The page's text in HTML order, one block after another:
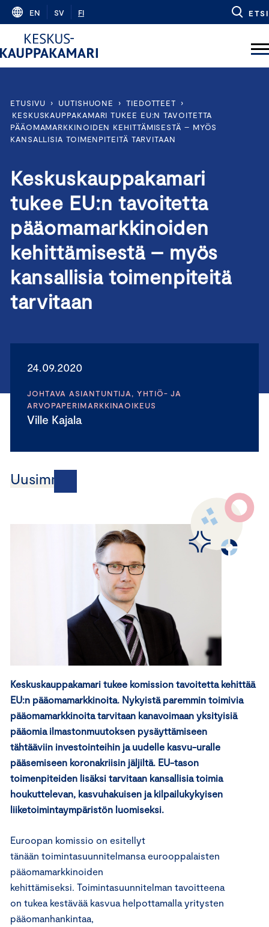
Skip
content
EN SV FI ETSI
ETUSIVU › UUTISHUONE › TIEDOTTEET
›
KESKUSKAUPPAKAMARI TUKEE EU:N TAVOITETTA
PÄÄOMAMARKKINOIDEN KEHITTÄMISESTÄ – MYÖS
KANSALLISIA TOIMENPITEITÄ TARVITAAN
Keskuskauppakamari
tukee EU:n tavoitetta
pääomamarkkinoiden
kehittämisestä – myös
kansallisia toimenpiteitä
tarvitaan
24.09.2020
JOHTAVA ASIANTUNTIJA, YHTIÖ- JA
ARVOPAPERIMARKKINAOIKEUS
Ville Kajala
Uusimmat
Keskuskauppakamari tukee komission tavoitetta kehittää
EU:n pääomamarkkinoita. Nykyistä paremmin toimivia
pääomamarkkinoita tarvitaan kanavoimaan yksityisiä
pääomiailmastonmuutoksen pysäyttämiseen
tähtääviin investointeihin jauudelle kasvu-uralle
pääsemiseen koronakriisin jäljiltä. EU-tason
toimenpiteiden lisäksi tarvitaan kansallisiatoimia
houkuttelevan, kasvuhakuisen ja kilpailukykyisen
liiketoimintaympäristön luomiseksi.
Euroopan komissio on esitellyt
tänään toimintasuunnitelmansa eurooppalaisten
pääomamarkkinoiden
kehittämiseksi. Toimintasuunnitelman tavoitteena
on tukea kestävää kasvua helpottamalla yritysten
pääomanhankintaa,